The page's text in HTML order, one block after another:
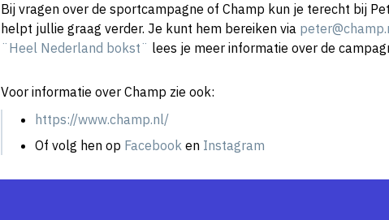
Bij vragen over de sportcampagne of Champ kun je terecht bij
helpt jullie graag verder. Je kunt hem bereiken via
¨Heel Nederland bokst¨ lees je meer informatie over de
Voor informatie over Champ zie ook:
https://www.champ.nl/
Of volg hen op Facebooken Instagram